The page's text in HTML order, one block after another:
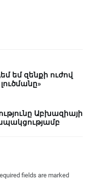
եմ զենքի ուժով
Աբխազիայի
fields are marked